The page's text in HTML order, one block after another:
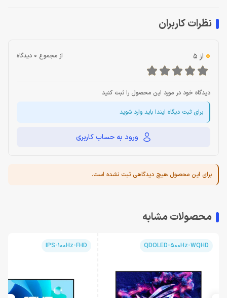
نظرات کاربران
0 از 5 از مجموع 0 دیدگاه
دیدگاه خود در مورد این محصول را ثبت کنید
برای ثبت دیگاه ایندا باید وارد شوید
ورود به حساب کاربری
برای این محصول هیچ دیدگاهی ثبت نشده است.
محصولات مشابه
QDOLED-500Hz-WQHD
IPS-100Hz-FHD